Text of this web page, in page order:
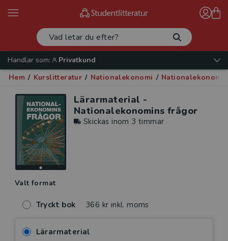
Handlar som:
Privatkund
Hem / Kurslitteratur / Nationalekonomi / Nationalekonomi
Lärarmaterial -
Nationalekonomins frågor
Skickas inom 3 timmar
Valt format
Tryckt bok 366 kr inkl. moms
Lärarmaterial